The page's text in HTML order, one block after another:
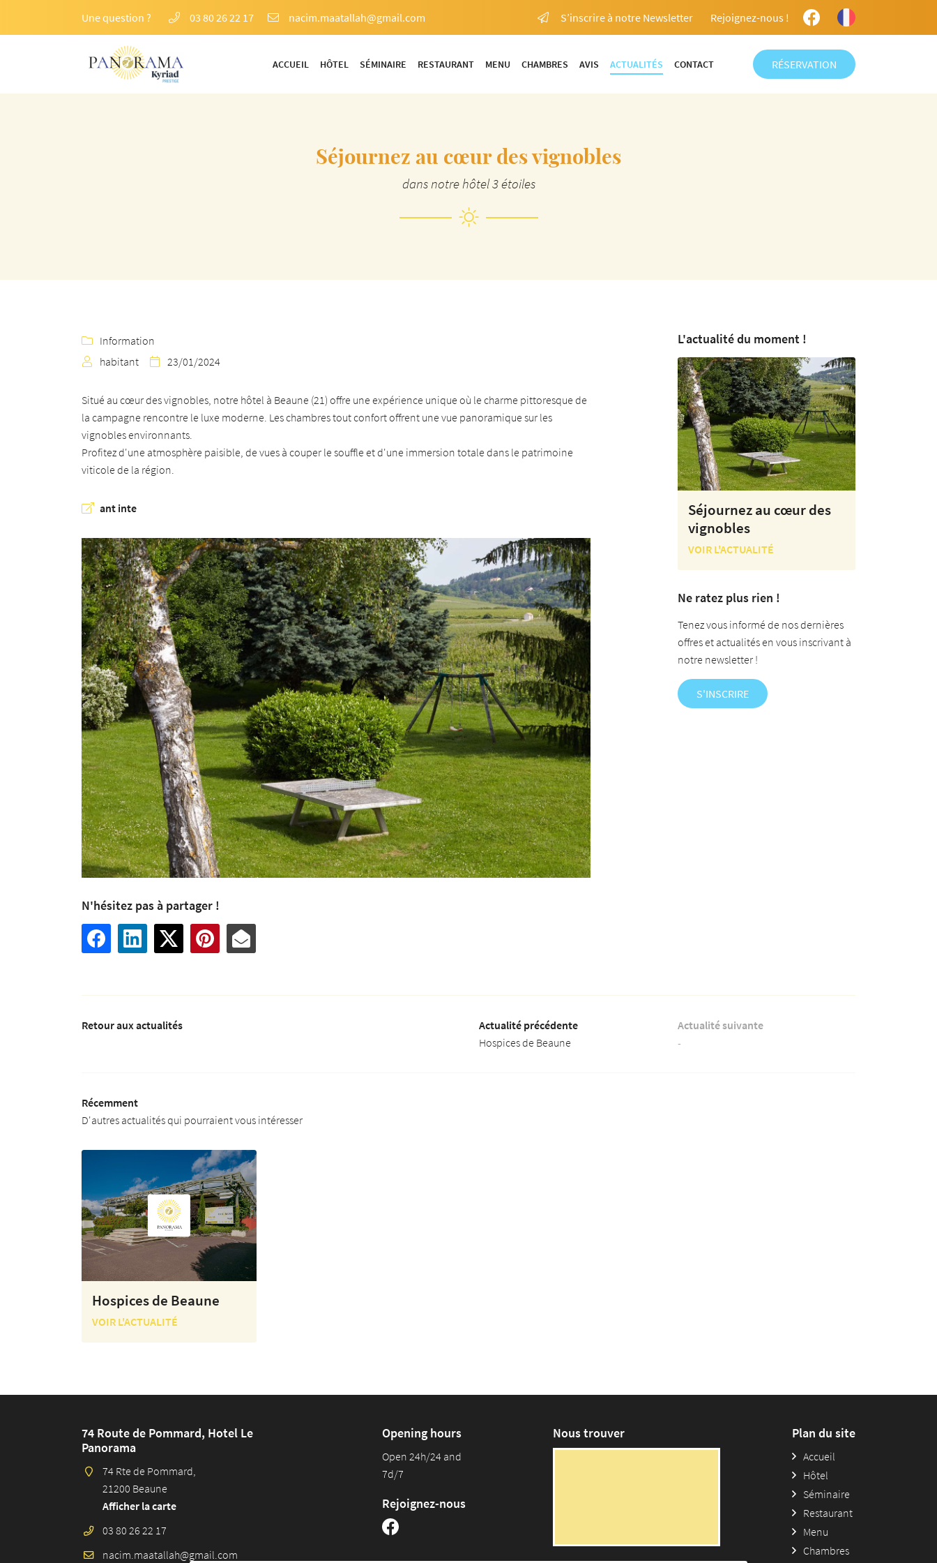
Une question ? 03 80 26 22 17 S’inscrire à notre Newsletter Rejoignez-nous !
ACCUEIL HÔTEL SÉMINAIRE RESTAURANT MENU CHAMBRES AVIS ACTUALITÉS CONTACT RÉSERVATION
74 Rte de Pommard,
email indiqué ci-dessus. Vous pouvez vous désinscrire à tout moment en utilisant le formulaire
de désinscription
INSCRIPTION
Séjournez au cœur des vignobles
dans notre hôtel 3 étoiles
 Information
 habitant  23/01/2024
Situé au cœur des vignobles, notre hôtel à Beaune (21) offre une expérience unique où le charme pittoresque de
la campagne rencontre le luxe moderne. Les chambres tout confort offrent une vue panoramique sur les
vignobles environnants.
Profitez d'une atmosphère paisible, de vues à couper le souffle et d'une immersion totale dans le patrimoine
viticole de la région.
ant inte
N'hésitez pas à partager !
L'actualité du moment !
Séjournez au cœur des
vignobles
VOIR L'ACTUALITÉ
Ne ratez plus rien !
Tenez vous informé de nos dernières
offres et actualités en vous inscrivant à
notre newsletter !
S'INSCRIRE
Retour aux actualités
Actualité précédente
Hospices de Beaune
Actualité suivante
-
Récemment
D'autres actualités qui pourraient vous intéresser
Hospices de Beaune
VOIR L'ACTUALITÉ
74 Route de Pommard, Hotel Le
Panorama
74 Rte de Pommard,
21200 Beaune
Afficher la carte
03 80 26 22 17
Opening hours
Open 24h/24 and
7d/7
Rejoignez-nous
Nous trouver Plan du site
Accueil
Hôtel
Séminaire
Restaurant
Menu
Chambres